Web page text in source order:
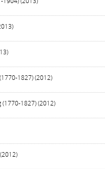
1827) (2012)
(1770-1827) (2012)